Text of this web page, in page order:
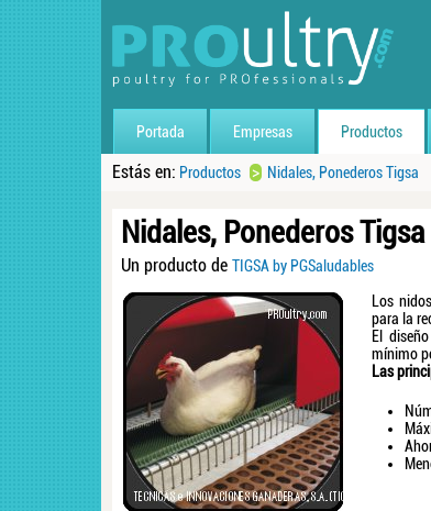
Portada Empresas Productos
Estás en: Productos > Nidales, Ponederos Tigsa
Nidales, Ponederos Tigsa
Un producto de TIGSA by PGSaludables
Los
para la
El
mínimo
Las